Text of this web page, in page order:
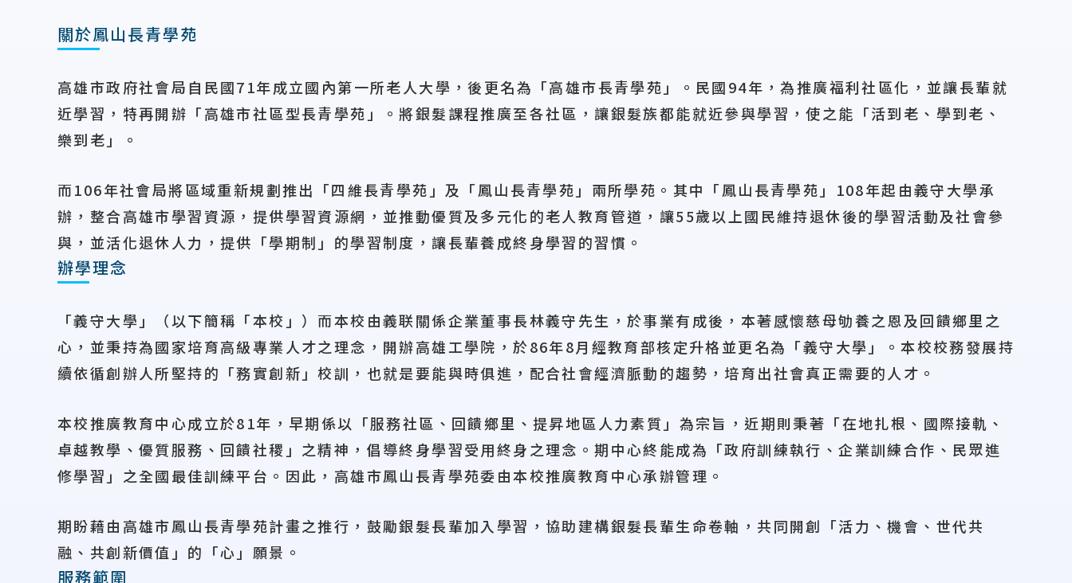
關於鳳山長青學苑
高雄市政府社會局自民國71年成立國內第一所老人大學，後更名為「高雄市長青學苑」。民國94年，為推廣福利社區化，並讓長輩就
近學習，特再開辦「高雄市社區型長青學苑」。將銀髮課程推廣至各社區，讓銀髮族都能就近參與學習，使之能「活到老、學到老、
樂到老」。
而106年社會局將區域重新規劃推出「四維長青學苑」及「鳳山長青學苑」兩所學苑。其中「鳳山長青學苑」108年起由義守大學承
辦，整合高雄市學習資源，提供學習資源網，並推動優質及多元化的老人教育管道，讓55歲以上國民維持退休後的學習活動及社會參
與，並活化退休人力，提供「學期制」的學習制度，讓長輩養成終身學習的習慣。
辦學理念
「義守大學」（以下簡稱「本校」）而本校由義联關係企業董事長林義守先生，於事業有成後，本著感懷慈母劬養之恩及回饋鄉里之
心，並秉持為國家培育高級專業人才之理念，開辦高雄工學院，於86年8月經教育部核定升格並更名為「義守大學」。本校校務發展持
續依循創辦人所堅持的「務實創新」校訓，也就是要能與時俱進，配合社會經濟脈動的趨勢，培育出社會真正需要的人才。
本校推廣教育中心成立於81年，早期係以「服務社區、回饋鄉里、提昇地區人力素質」為宗旨，近期則秉著「在地扎根、國際接軌、
卓越教學、優質服務、回饋社稷」之精神，倡導終身學習受用終身之理念。期中心終能成為「政府訓練執行、企業訓練合作、民眾進
修學習」之全國最佳訓練平台。因此，高雄市鳳山長青學苑委由本校推廣教育中心承辦管理。
期盼藉由高雄市鳳山長青學苑計畫之推行，鼓勵銀髮長輩加入學習，協助建構銀髮長輩生命卷軸，共同開創「活力、機會、世代共
融、共創新價值」的「心」願景。
服務範圍